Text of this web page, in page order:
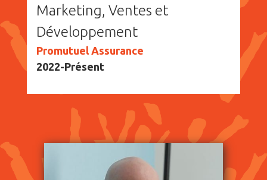
Marketing, Ventes et
Développement
Promutuel Assurance
2022-Présent